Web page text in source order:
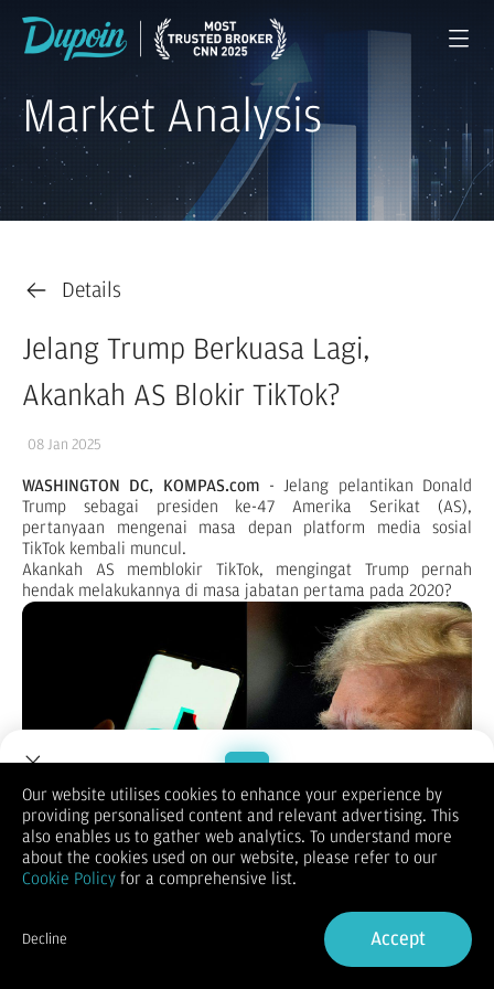
Market Analysis
Details
Jelang Trump Berkuasa Lagi,
Akankah AS Blokir TikTok?
08 Jan 2025
WASHINGTON DC, KOMPAS.com - Jelang pelantikan Donald
Trump sebagai presiden ke-47 Amerika Serikat (AS),
pertanyaan mengenai masa depan platform media sosial
TikTok kembali muncul.
Akankah AS memblokir TikTok, mengingat Trump pernah
hendak melakukannya di masa jabatan pertama pada 2020?
Pada Jumat (10/1/2025), perwakilan dari perusahaan induk
TikTok, ByteDance, akan mengajukan permohonan kepada
Mahkamah Agung AS (SCOTUS) untuk mencabut pemblokiran
Welcome to Dupoin.
Trade with a Trusted Broker
Sign in
Our website utilises cookies to enhance your experience by
providing personalised content and relevant advertising. This
also enables us to gather web analytics. To understand more
about the cookies used on our website, please refer to our
Cookie Policy for a comprehensive list.
Decline Accept